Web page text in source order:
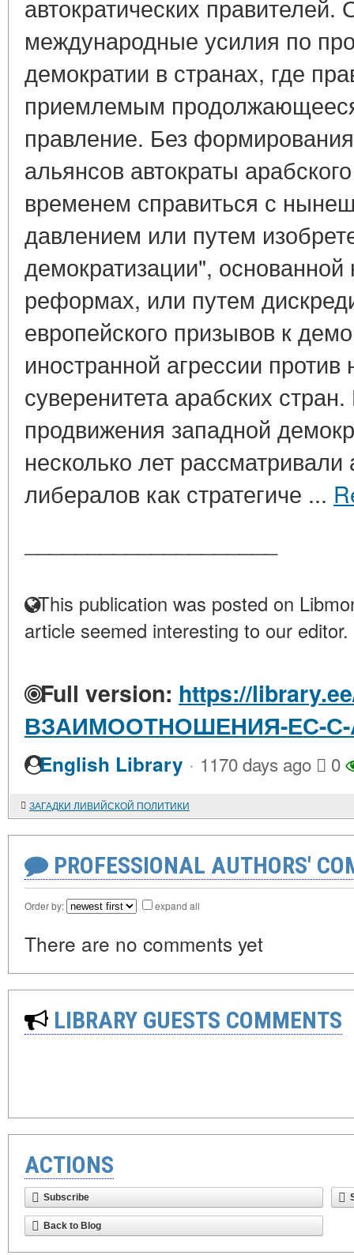
автократических
международные усилия по
демократии в странах, где
приемлемым
правление. Без
альянсов автократы
временем справиться с
давлением или путем
демократизации", основанной
реформах, или путем
европейского призывов к
иностранной агрессии против
суверенитета арабских
продвижения западной
несколько лет рассматривали
либералов как стратегиче ...
This publication was posted on
article seemed interesting to our editor.
Full version: https://
ВЗАИМООТНОШЕНИЯ-ЕС-
English Library · 1170 days ago 0
ЗАГАДКИ ЛИВИЙСКОЙ ПОЛИТИКИ
PROFESSIONAL AUTHORS'
Order by: expand all
There are no comments yet
LIBRARY GUESTS COMMENTS
ACTIONS
Subscribe
Back to Blog